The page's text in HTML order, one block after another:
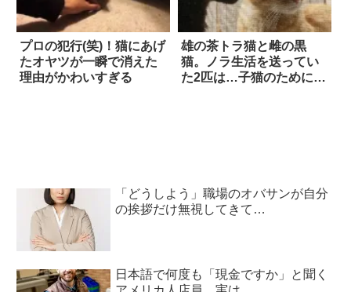
プロの犯行(笑)！猫にあげ
たオヤツが一瞬で消えた
理由がかわいすぎる
雄の茶トラ猫と雌の黒
猫。ノラ生活を送ってい
た2匹は…子猫のために
「どうしよう」職場のオバサンが自分
の挨拶だけ無視してきて…
日本語で何度も「現金ですか」と聞く